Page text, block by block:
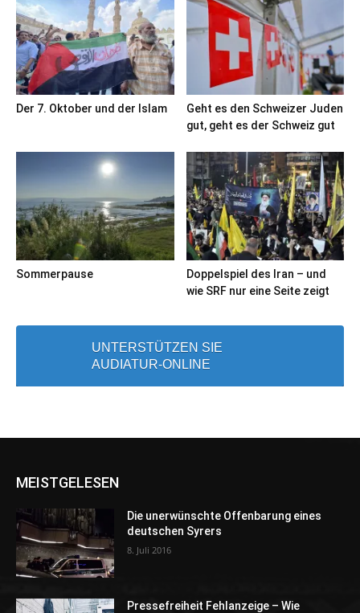
Der 7. Oktober und der Islam
Geht es den Schweizer Juden
gut, geht es der Schweiz gut
Sommerpause
Doppelspiel des Iran – und
wie SRF nur eine Seite zeigt
UNTERSTÜTZEN SIE
AUDIATUR-ONLINE
MEISTGELESEN
Die unerwünschte Offenbarung eines
deutschen Syrers
8. Juli 2016
Pressefreiheit Fehlanzeige – Wie